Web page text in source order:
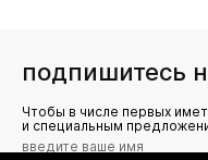
подпишитесь
Чтобы в числе первых
и специальным